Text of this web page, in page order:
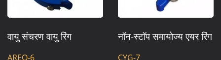
वायु संचरण वायु रिंग
AREO-6
नॉन-स्टॉप समायोज्य एयर रिंग
CYG-7